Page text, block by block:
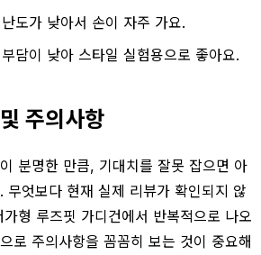
도가 낮아서 손이 자주 가요.
담이 낮아 스타일 실험용으로 좋아요.
주의사항
분명한 만큼, 기대치를 잘못 잡으면 아
무엇보다 현재 실제 리뷰가 확인되지 않
형 루즈핏 가디건에서 반복적으로 나오
로 주의사항을 꼼꼼히 보는 것이 중요해